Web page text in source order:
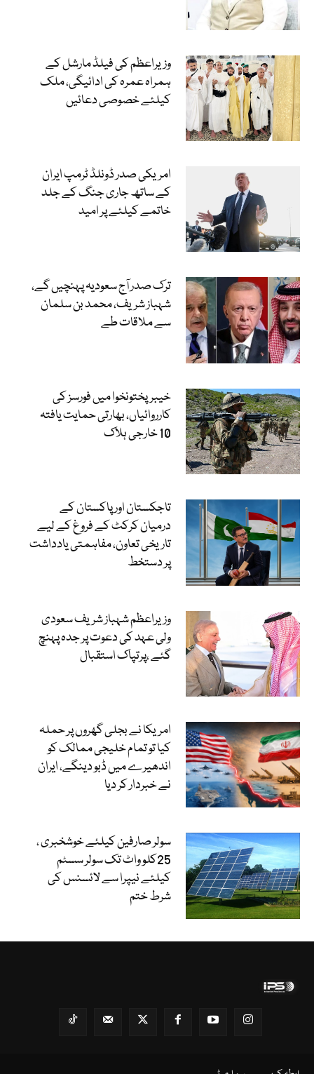
وزیراعظم کی فیلڈ مارشل کے
ہمراہ عمرہ کی ادائیگی، ملک
کیلئے خصوصی دعائیں
امریکی صدر ڈونلڈ ٹرمپ ایران
کے ساتھ جاری جنگ کے جلد
خاتمے کیلئے پر امید
ترک صدر آج سعودیہ پہنچیں گے،
شہباز شریف، محمد بن سلمان
سے ملاقات طے
خیبرپختونخوا میں فورسز کی
کارروائیاں، بھارتی حمایت یافتہ
10 خارجی ہلاک
تاجکستان اور پاکستان کے
درمیان کرکٹ کے فروغ کے لیے
تاریخی تعاون، مفاہمتی یادداشت
پر دستخط
وزیراعظم شہباز شریف سعودی
ولی عہد کی دعوت پر جدہ پہنچ
گئے ،پرتپاک استقبال
امریکا نے بجلی گھروں پر حملہ
کیا تو تمام خلیجی ممالک کو
اندھیرے میں ڈبو دینگے، ایران
نے خبردار کر دیا
سولر صارفین کیلئے خوشخبری ،
25کلو واٹ تک سولر سسٹم
کیلئے نیپرا سے لائسنس کی
شرط ختم